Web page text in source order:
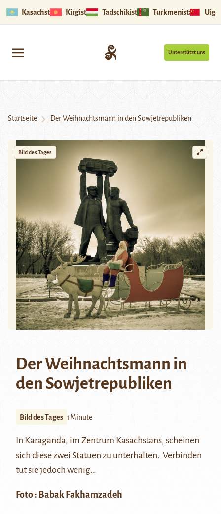
Kasachstan Kirgistan Tadschikistan Turkmenistan
Unterstützt uns
Startseite Der Weihnachtsmann in den Sowjetrepubliken
Bild des Tages
Der Weihnachtsmann in
den Sowjetrepubliken
Bild des Tages 1Minute
In Karaganda, im Zentrum Kasachstans, scheinen
sich diese zwei Statuen zu unterhalten. Verbinden
tut sie jedoch wenig…
Foto : Babak Fakhamzadeh